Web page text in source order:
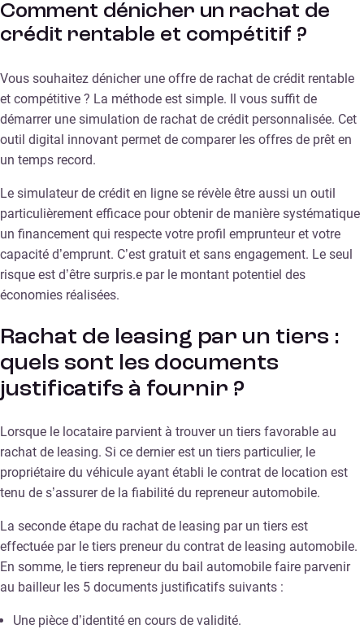
Comment dénicher un rachat de
crédit rentable et compétitif ?
Vous souhaitez dénicher une offre de rachat de crédit rentable
et compétitive ? La méthode est simple. Il vous suffit de
démarrer une simulation de rachat de crédit personnalisée. Cet
outil digital innovant permet de comparer les offres de prêt en
un temps record.
Le simulateur de crédit en ligne se révèle être aussi un outil
particulièrement efficace pour obtenir de manière systématique
un financement qui respecte votre profil emprunteur et votre
capacité d’emprunt. C’est gratuit et sans engagement. Le seul
risque est d’être surpris.e par le montant potentiel des
économies réalisées.
Rachat de leasing par un tiers :
quels sont les documents
justificatifs à fournir ?
Lorsque le locataire parvient à trouver un tiers favorable au
rachat de leasing. Si ce dernier est un tiers particulier, le
propriétaire du véhicule ayant établi le contrat de location est
tenu de s’assurer de la fiabilité du repreneur automobile.
La seconde étape du rachat de leasing par un tiers est
effectuée par le tiers preneur du contrat de leasing automobile.
En somme, le tiers repreneur du bail automobile faire parvenir
au bailleur les 5 documents justificatifs suivants :
Une pièce d’identité en cours de validité.